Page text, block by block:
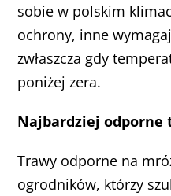
sobie w polskim
ochrony, inne
zwłaszcza gdy
poniżej zera.
Najbardziej odporne
Trawy odporne na
ogrodników, którzy